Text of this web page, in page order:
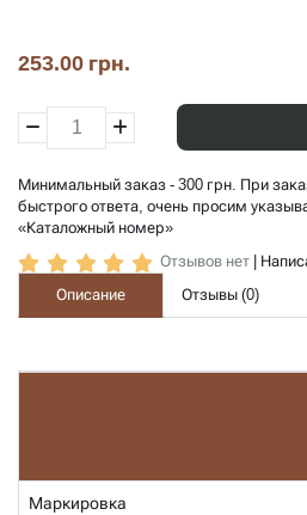
253.00 грн.
Минимальный заказ - 300 грн. При
быстрого ответа, очень просим
«Каталожный номер»
Отзывов нет
Описание
Отзывы (0)
Маркировка